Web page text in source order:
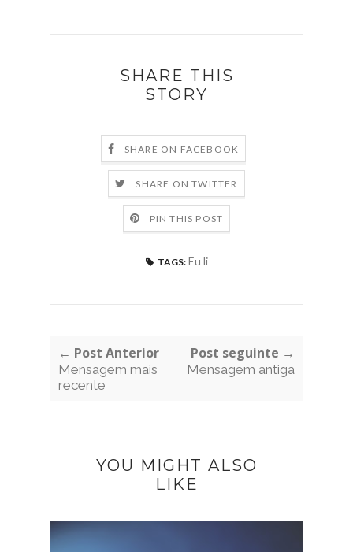
SHARE THIS
STORY
SHARE ON FACEBOOK
SHARE ON TWITTER
PIN THIS POST
TAGS: Eu li
← Post Anterior
Mensagem mais
recente
Post seguinte →
Mensagem antiga
YOU MIGHT ALSO
LIKE